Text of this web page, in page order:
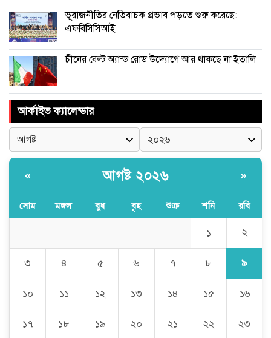
ভূরাজনীতির নেতিবাচক প্রভাব পড়তে শুরু করেছে:
এফবিসিসিআই
চীনের বেল্ট অ্যান্ড রোড উদ্যোগে আর থাকছে না ইতালি
আর্কাইভ ক্যালেন্ডার
« আগষ্ট ২০২৬ »
সোম মঙ্গল বুধ বৃহ শুক্র শনি রবি
১ ২
৩ ৪ ৫ ৬ ৭ ৮ ৯
১০ ১১ ১২ ১৩ ১৪ ১৫ ১৬
১৭ ১৮ ১৯ ২০ ২১ ২২ ২৩